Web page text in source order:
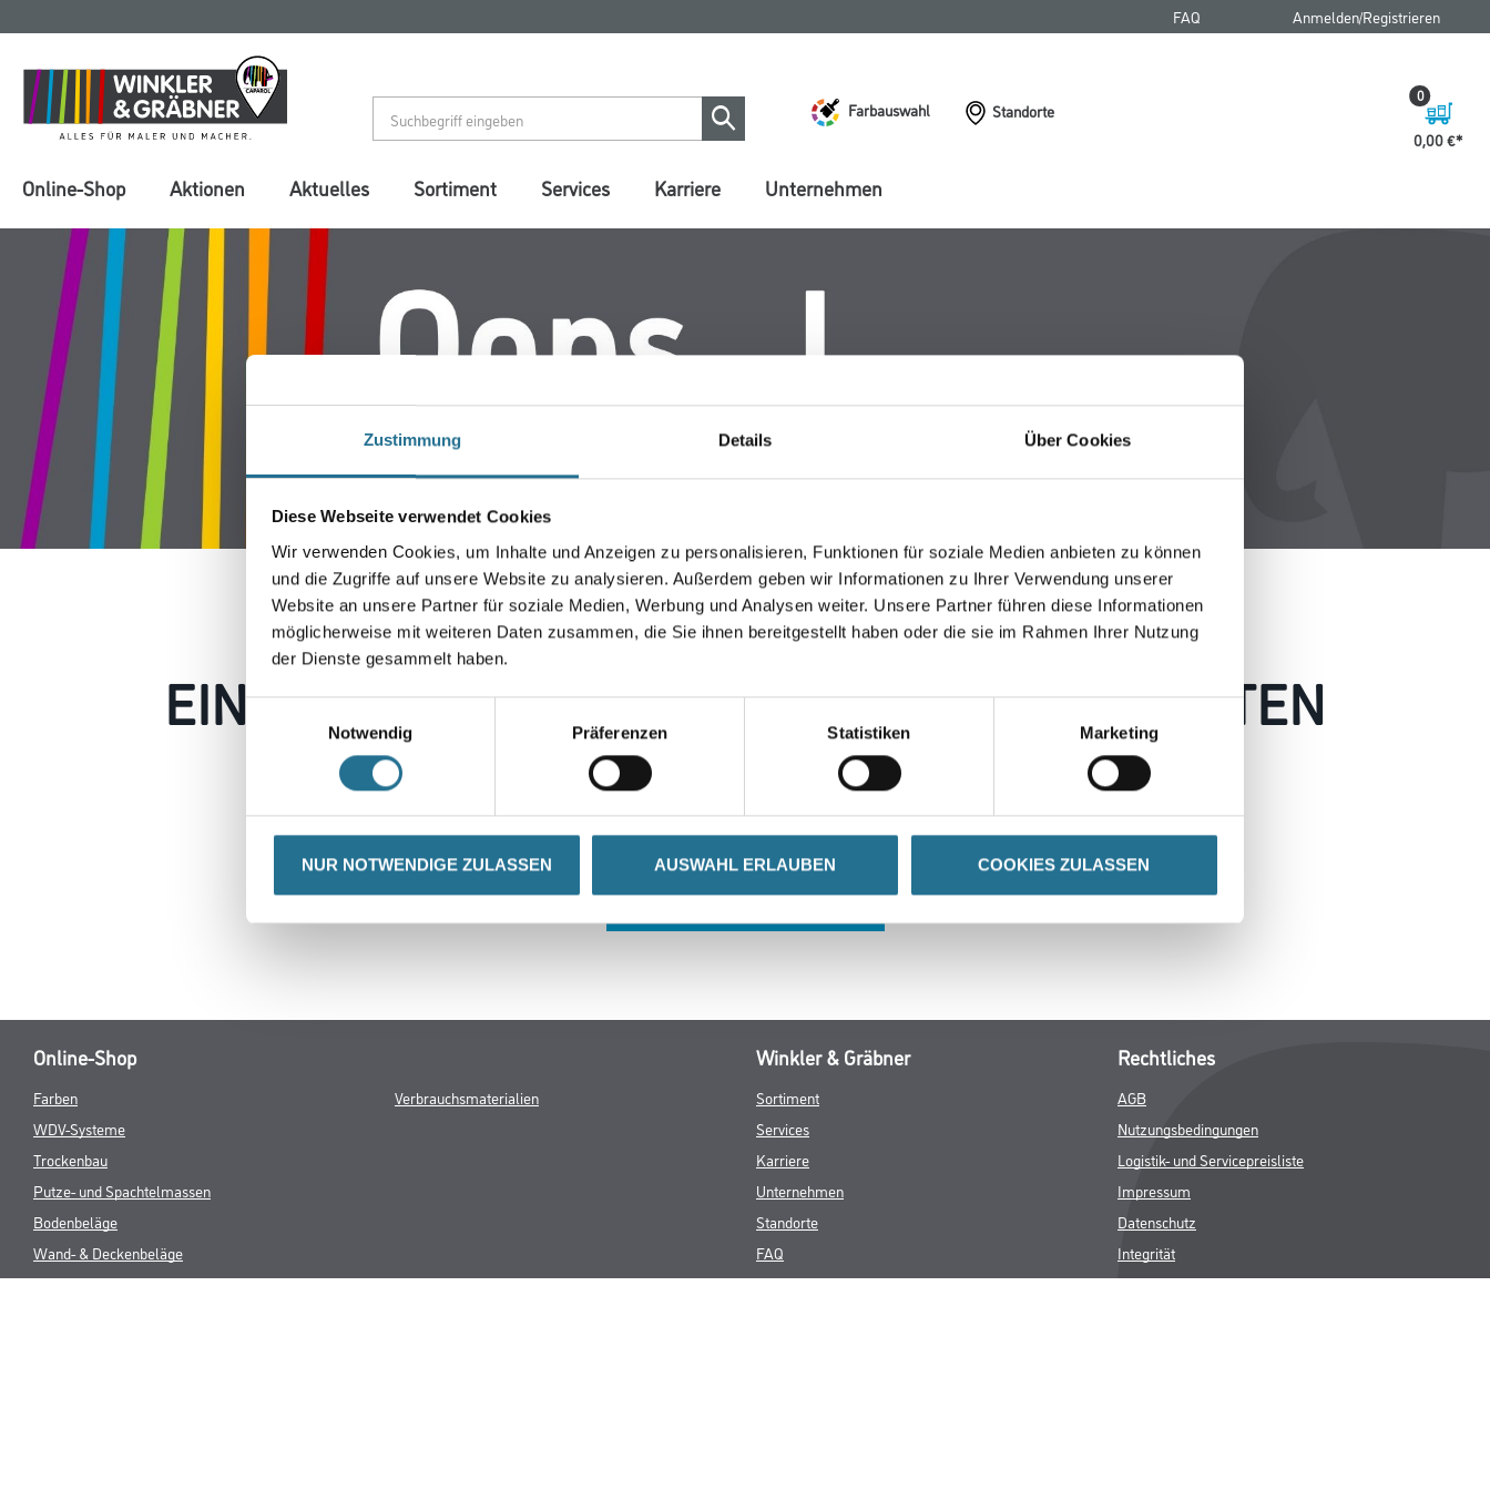
Zustimmung Details Über Cookies
Diese Webseite verwendet Cookies
Wir verwenden Cookies, um Inhalte und Anzeigen zu personalisieren, Funktionen für soziale Medien anbieten zu können
und die Zugriffe auf unsere Website zu analysieren. Außerdem geben wir Informationen zu Ihrer Verwendung unserer
Website an unsere Partner für soziale Medien, Werbung und Analysen weiter. Unsere Partner führen diese Informationen
möglicherweise mit weiteren Daten zusammen, die Sie ihnen bereitgestellt haben oder die sie im Rahmen Ihrer Nutzung
der Dienste gesammelt haben.
Notwendig
Präferenzen Statistiken Marketing
NUR NOTWENDIGE ZULASSEN AUSWAHL ERLAUBEN COOKIES ZULASSEN
springen
springen
FAQ Anmelden/Registrieren
Farbauswahl
Standorte
0,00 €
0
Online-Shop Aktionen Aktuelles Sortiment Services Karriere Unternehmen
EIN KLEINER ZWISCHENFALL IST AUFGETRETEN
Keine Sorge, wir pinseln schon an der Lösung und werden das Problem so schnell wie möglich beheben.
Erkunden Sie in der Zwischenzeit unseren Online-Shop und lassen Sie sich inspirieren.
Online-Shop
Farben
WDV-Systeme
Trockenbau
Putze- und Spachtelmassen
Bodenbeläge
Wand- & Deckenbeläge
Werkzeuge & Maschinen
Verbrauchsmaterialien
Winkler & Gräbner
Sortiment
Services
Karriere
Unternehmen
Standorte
FAQ
Rechtliches
AGB
Nutzungsbedingungen
Logistik- und Servicepreisliste
Impressum
Datenschutz
Integrität
Kontakt